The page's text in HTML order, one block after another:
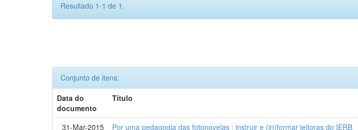
Resultado 1-1 de 1.
Conjunto de itens:
Data do
documento
Título
31-Mar-2015 Por uma pedagogia das fotonovelas : instruir e (in)formar leitoras do IERB